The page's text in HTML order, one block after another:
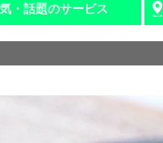
・話題のサービス